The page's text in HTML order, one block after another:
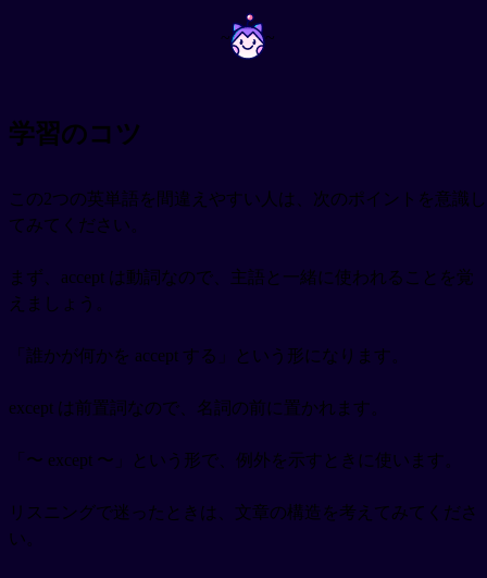
~ ~
学習のコツ
この2つの英単語を間違えやすい人は、次のポイントを意識し
てみてください。
まず、accept は動詞なので、主語と一緒に使われることを覚
えましょう。
「誰かが何かを accept する」という形になります。
except は前置詞なので、名詞の前に置かれます。
「〜 except 〜」という形で、例外を示すときに使います。
リスニングで迷ったときは、文章の構造を考えてみてくださ
い。